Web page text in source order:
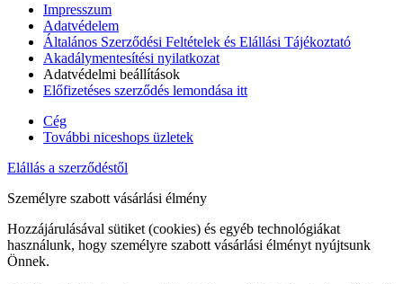
Impresszum
Adatvédelem
Általános Szerződési Feltételek és Elállási Tájékoztató
Akadálymentesítési nyilatkozat
Adatvédelmi beállítások
Előfizetéses szerződés lemondása itt
Cég
További niceshops üzletek
Elállás a szerződéstől
Személyre szabott vásárlási élmény
Hozzájárulásával sütiket (cookies) és egyéb technológiákat
használunk, hogy személyre szabott vásárlási élményt nyújtsunk
Önnek.